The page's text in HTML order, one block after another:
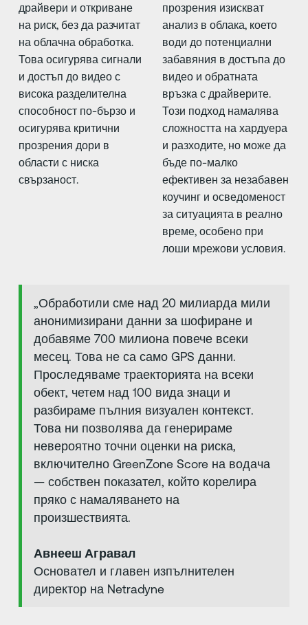
драйвери и откриване
на риск, без да разчитат
на облачна обработка.
Това осигурява сигнали
и достъп до видео с
висока разделителна
способност по-бързо и
осигурява критични
прозрения дори в
области с ниска
свързаност.
прозрения изискват
анализ в облака, което
води до потенциални
забавяния в достъпа до
видео и обратната
връзка с драйверите.
Този подход намалява
сложността на хардуера
и разходите, но може да
бъде по-малко
ефективен за незабавен
коучинг и осведоменост
за ситуацията в реално
време, особено при
лоши мрежови условия.
„Обработили сме над 20 милиарда мили
анонимизирани данни за шофиране и
добавяме 700 милиона повече всеки
месец. Това не са само GPS данни.
Проследяваме траекторията на всеки
обект, четем над 100 вида знаци и
разбираме пълния визуален контекст.
Това ни позволява да генерираме
невероятно точни оценки на риска,
включително GreenZone Score на водача
— собствен показател, който корелира
пряко с намаляването на
произшествията.
Авнееш Агравал
Основател и главен изпълнителен
директор на Netradyne